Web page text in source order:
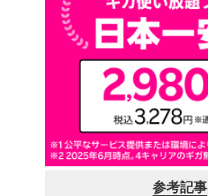
参考記事